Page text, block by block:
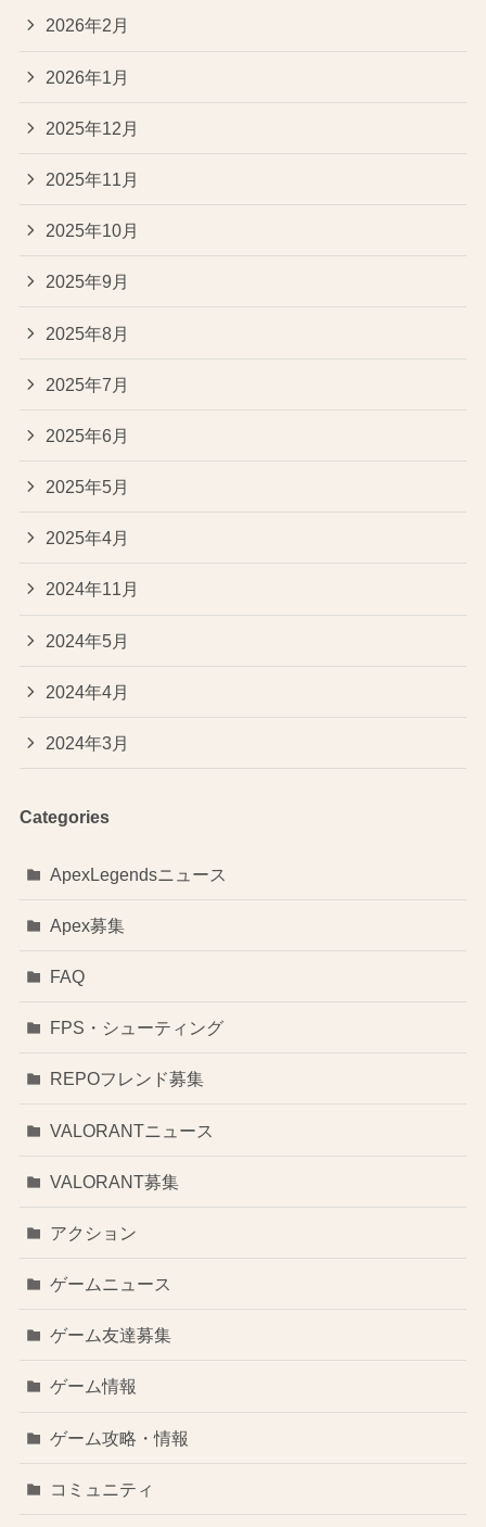
2026年2月
2026年1月
2025年12月
2025年11月
2025年10月
2025年9月
2025年8月
2025年7月
2025年6月
2025年5月
2025年4月
2024年11月
2024年5月
2024年4月
2024年3月
Categories
ApexLegendsニュース
Apex募集
FAQ
FPS・シューティング
REPOフレンド募集
VALORANTニュース
VALORANT募集
アクション
ゲームニュース
ゲーム友達募集
ゲーム情報
ゲーム攻略・情報
コミュニティ